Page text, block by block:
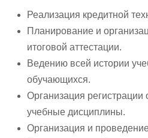
Учебно-методическое
Центр карьеры
Центр неформального и
Студенческие научные кружки
Конкурсы
Реализация кредитной
Планирование и
итоговой аттестации.
Ведению всей истории
обучающихся.
Организация
учебные дисциплины.
Организация и